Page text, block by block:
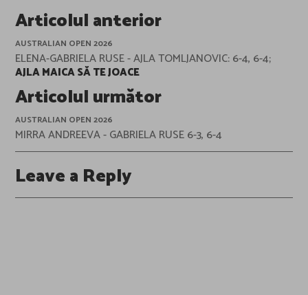
Post
navigation
Articolul anterior
AUSTRALIAN OPEN 2026
ELENA-GABRIELA RUSE - AJLA TOMLJANOVIC: 6-4, 6-4;
AJLA MAICA SĂ TE JOACE
Articolul următor
AUSTRALIAN OPEN 2026
MIRRA ANDREEVA - GABRIELA RUSE 6-3, 6-4
Leave a Reply